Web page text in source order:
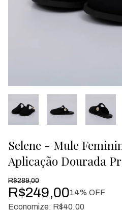
Selene - Mule
Aplicação Dourada
R$289,00
R$249,0014% OFF
Economize: R$40,00